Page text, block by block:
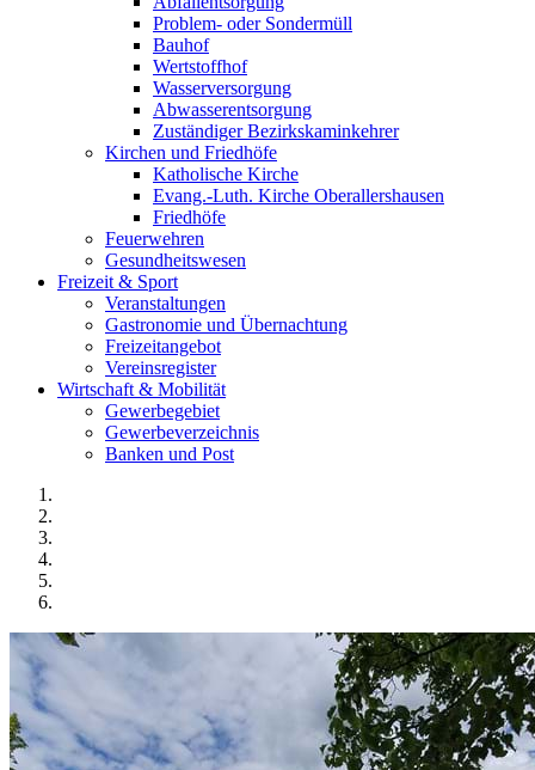
Problem- oder Sondermüll
Bauhof
Wertstoffhof
Wasserversorgung
Abwasserentsorgung
Zuständiger Bezirkskaminkehrer
Kirchen und Friedhöfe
Katholische Kirche
Evang.-Luth. Kirche Oberallershausen
Friedhöfe
Feuerwehren
Gesundheitswesen
Freizeit & Sport
Veranstaltungen
Gastronomie und Übernachtung
Freizeitangebot
Vereinsregister
Wirtschaft & Mobilität
Gewerbegebiet
Gewerbeverzeichnis
Banken und Post